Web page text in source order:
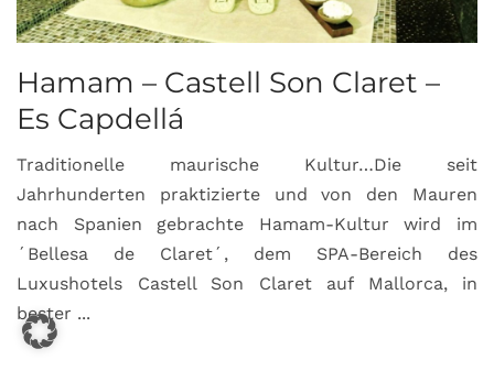
Hamam – Castell Son Claret –
Es Capdellá
Traditionelle maurische Kultur…Die seit
Jahrhunderten praktizierte und von den Mauren
nach Spanien gebrachte Hamam-Kultur wird im
´Bellesa de Claret´, dem SPA-Bereich des
Luxushotels Castell Son Claret auf Mallorca, in
bester ...